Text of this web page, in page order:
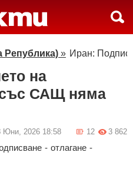
Република) » Иран:
на
със САЩ няма
Юни, 2026 18:58 3 862
12
- отлагане -